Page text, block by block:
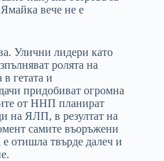
вече не е
Улични лидери като
ролята на
гетата и
придобиват огромна
от ННП планират
на ЯЛП, в резултат на
самите въоръжени
е отишла твърде далеч и